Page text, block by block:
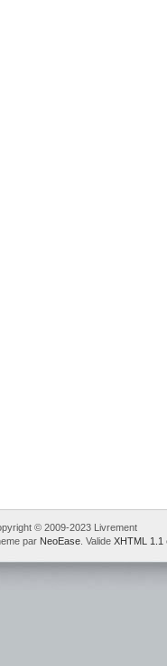
© 2009-2023 Livrement
par NeoEase . Valide XHTML 1.1